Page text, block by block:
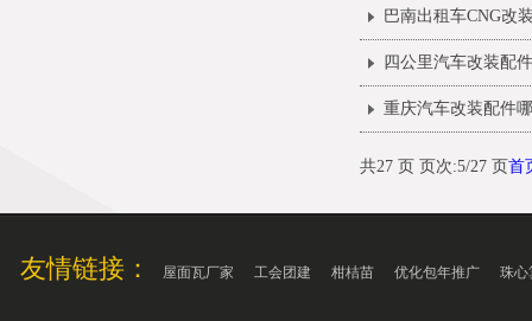
巴南出租车CNG改
四公里汽车改装配
重庆汽车改装配件
共27 页 页次:5/27 页首
友情链接： 屋面瓦厂家 工会团建 柑桔苗 优化包年推广 珠心